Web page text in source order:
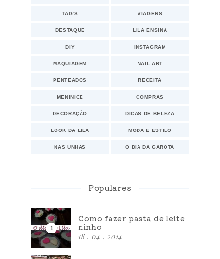
TAG'S VIAGENS
DESTAQUE LILA ENSINA
DIY INSTAGRAM
MAQUIAGEM NAIL ART
PENTEADOS RECEITA
MENINICE COMPRAS
DECORAÇÃO DICAS DE BELEZA
LOOK DA LILA MODA E ESTILO
NAS UNHAS O DIA DA GAROTA
Populares
Como fazer pasta de leite
ninho
18 . 04 . 2014